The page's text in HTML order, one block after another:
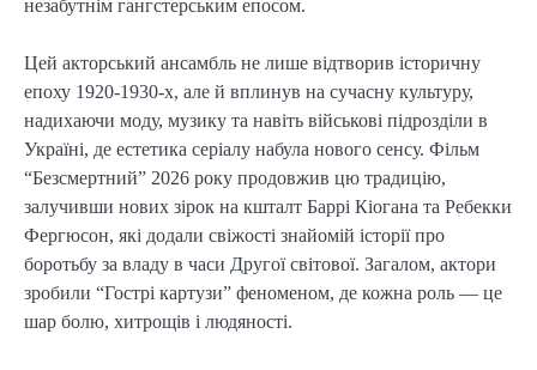
незабутнім гангстерським епосом.
Цей акторський ансамбль не лише відтворив історичну
епоху 1920-1930-х, але й вплинув на сучасну культуру,
надихаючи моду, музику та навіть військові підрозділи в
Україні, де естетика серіалу набула нового сенсу. Фільм
“Безсмертний” 2026 року продовжив цю традицію,
залучивши нових зірок на кшталт Баррі Кіогана та Ребекки
Фергюсон, які додали свіжості знайомій історії про
боротьбу за владу в часи Другої світової. Загалом, актори
зробили “Гострі картузи” феноменом, де кожна роль — це
шар болю, хитрощів і людяності.